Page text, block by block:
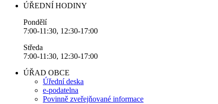
ÚŘEDNÍ HODINY
Pondělí
7:00-11:30, 12:30-17:00
Středa
7:00-11:30, 12:30-17:00
ÚŘAD OBCE
Úřední deska
e-podatelna
Povinně zveřejňované informace